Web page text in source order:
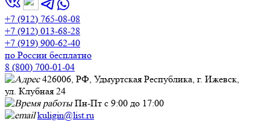
+7 (912) 765-08-08
+7 (912) 013-68-28
+7 (919) 900-62-40
по России бесплатно
8 (800) 700-01-04
426006, РФ, Удмуртская Республика, г. Ижевск,
ул. Клубная 24
Пн-Пт с 9:00 до 17:00
kuligin@list.ru